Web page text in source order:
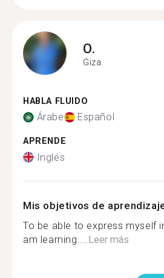
O.
Giza
HABLA FLUIDO
Árabe Español
APRENDE
Inglés
Mis objetivos de
To be able to express myself
am learning.... Leer más